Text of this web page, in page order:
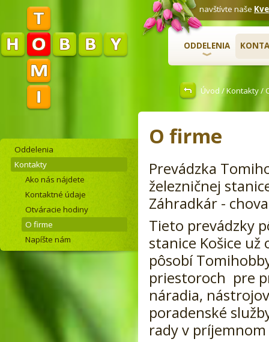
navštívte naše
ODDELENIA
Úvod /Kontakty/
Oddelenia
Kontakty
Ako nás nájdete
Kontaktné údaje
Otváracie hodiny
O firme
Napíšte nám
O firme
Prevádzka
železničnej
Záhradkár -
Tieto prevádzky
stanice Košice
pôsobí
priestoroch pre
náradia,
poradenské
rady v